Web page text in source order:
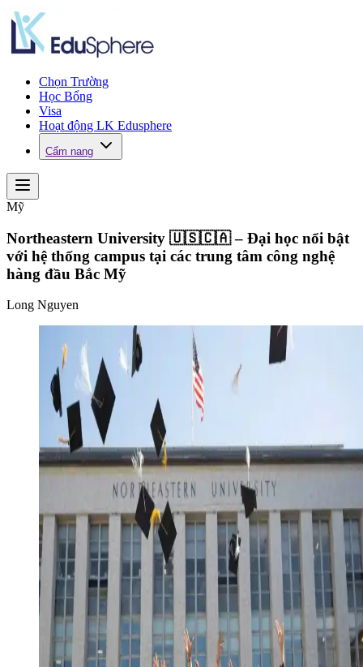
Chọn Trường
Học Bổng
Visa
Hoạt động LK Edusphere
Cẩm nang
Mỹ
Northeastern University 🇺🇸🇨🇦 – Đại học nổi bật
với hệ thống campus tại các trung tâm công nghệ
hàng đầu Bắc Mỹ
Long Nguyen